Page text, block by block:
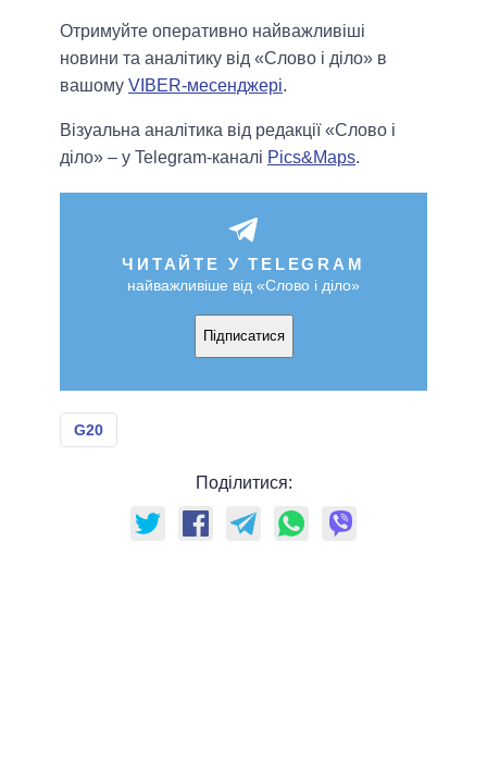
Отримуйте оперативно найважливіші
новини та аналітику від «Слово і діло» в
вашому VIBER-месенджері.
Візуальна аналітика від редакції «Слово і
діло» – у Telegram-каналі Pics&Maps.
ЧИТАЙТЕ У TELEGRAM
найважливіше від «Слово і діло»
Підписатися
G20
Поділитися: